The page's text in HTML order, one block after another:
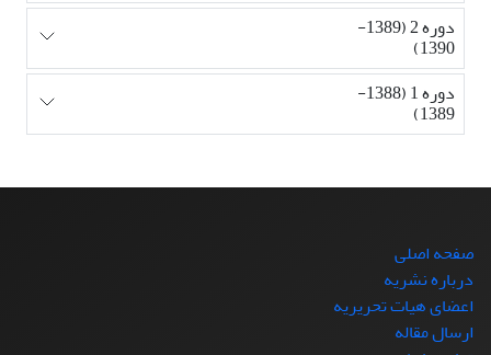
دوره 2 (1389-
1390)
دوره 1 (1388-
1389)
صفحه اصلی
درباره نشریه
اعضای هیات تحریریه
ارسال مقاله